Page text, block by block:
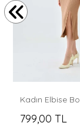
799,00 TL